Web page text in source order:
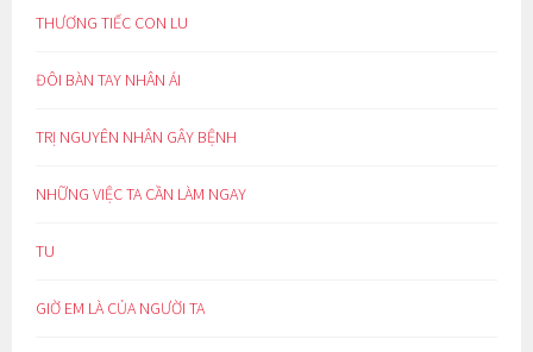
THƯƠNG TIẾC CON LU
ĐÔI BÀN TAY NHÂN ÁI
TRỊ NGUYÊN NHÂN GÂY BỆNH
NHỮNG VIỆC TA CẦN LÀM NGAY
TU
GIỜ EM LÀ CỦA NGƯỜI TA